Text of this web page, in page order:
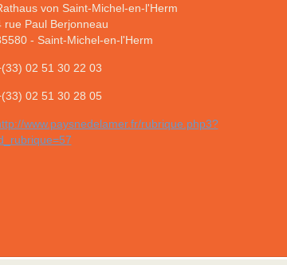
von Saint-Michel-en-l'Herm
rue Paul Berjonneau
- Saint-Michel-en-l'Herm
02 51 30 22 03
02 51 30 28 05
www.paysnedelamer.fr/rubrique.php3?